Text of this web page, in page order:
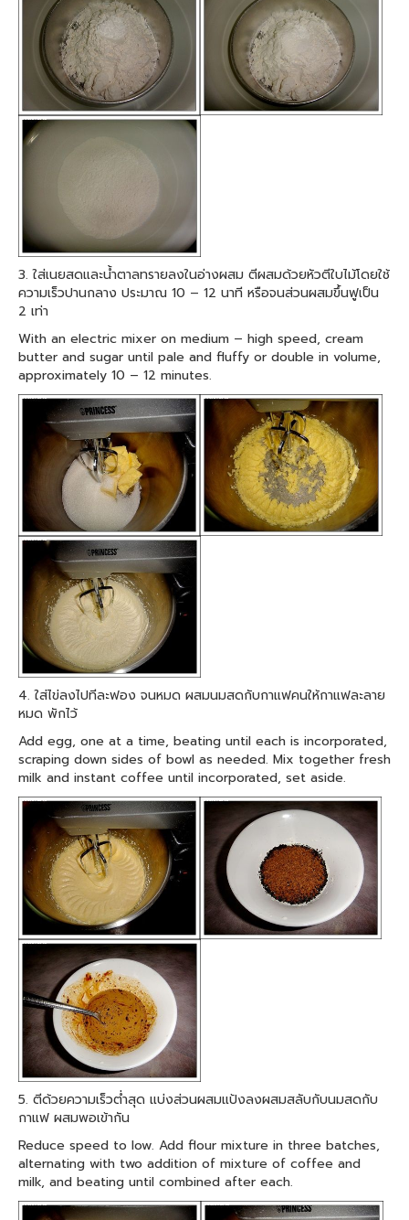
3. ใส่เนยสดและน้ำตาลทรายลงในอ่างผสม ตีผสมด้วยหัวตีใบไม้โดยใช้
ความเร็วปานกลาง ประมาณ 10 – 12 นาที หรือจนส่วนผสมขึ้นฟูเป็น
2 เท่า
With an electric mixer on medium – high speed, cream
butter and sugar until pale and fluffy or double in volume,
approximately 10 – 12 minutes.
4. ใส่ไข่ลงไปทีละฟอง จนหมด ผสมนมสดกับกาแฟคนให้กาแฟละลาย
หมด พักไว้
Add egg, one at a time, beating until each is incorporated,
scraping down sides of bowl as needed. Mix together fresh
milk and instant coffee until incorporated, set aside.
5. ตีด้วยความเร็วต่ำสุด แบ่งส่วนผสมแป้งลงผสมสลับกับนมสดกับ
กาแฟ ผสมพอเข้ากัน
Reduce speed to low. Add flour mixture in three batches,
alternating with two addition of mixture of coffee and
milk, and beating until combined after each.